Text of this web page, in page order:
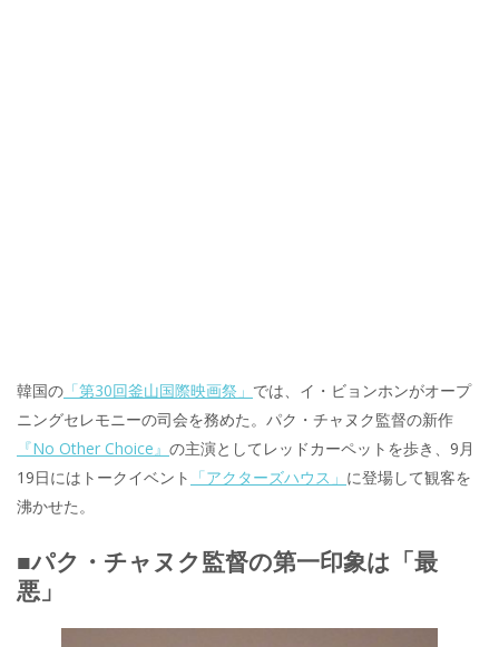
韓国の 「第30回釜山国際映画祭」 では、イ・ビョンホンがオープ
ニングセレモニーの司会を務めた。パク・チャヌク監督の新作
『No Other Choice』 の主演としてレッドカーペットを歩き、9月
19日にはトークイベント 「アクターズハウス」 に登場して観客を
沸かせた。
■パク・チャヌク監督の第一印象は「最
悪」